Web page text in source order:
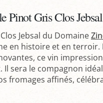
Pinot Gris Clos
Jebsal du Domaine
en histoire et en terroir.
ce vin
sera le compagnon
fromages affinés,